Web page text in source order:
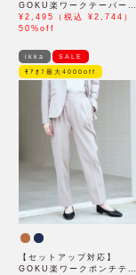
GOKU楽ワークテーパード
パンツ
¥2,495（税込 ¥2,744）
50%off
ikka SALE
ﾓｱｵﾌ最大4000off
【セットアップ対応】
GOKU楽ワークポンチテー